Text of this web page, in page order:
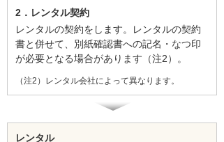
2．レンタル契約
レンタルの契約をします。レンタルの契約
書と併せて、別紙確認書への記名・なつ印
が必要となる場合があります（注2）。
（注2）レンタル会社によって異なります。
レンタル